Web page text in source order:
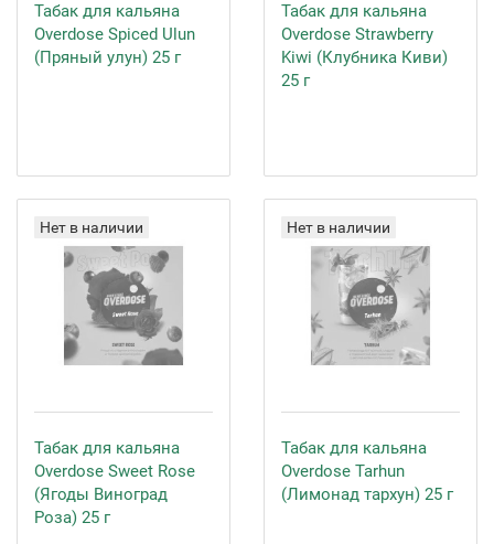
Табак для кальяна
Overdose Spiced Ulun
(Пряный улун) 25 г
Табак для кальяна
Overdose Strawberry
Kiwi (Клубника Киви)
25 г
Нет в наличии
Табак для кальяна
Overdose Sweet Rose
(Ягоды Виноград
Роза) 25 г
Нет в наличии
Табак для кальяна
Overdose Tarhun
(Лимонад тархун) 25 г